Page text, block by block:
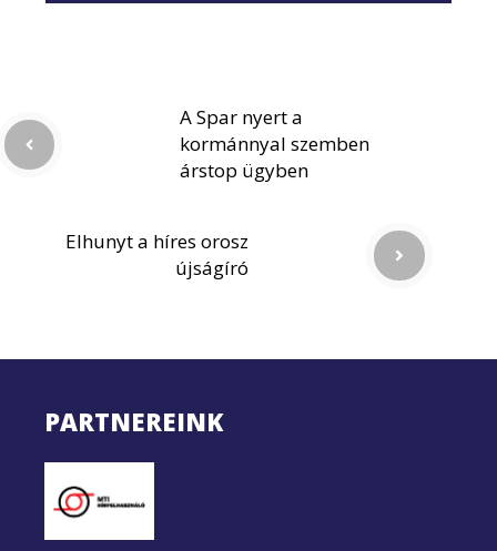
A Spar nyert a
kormánnyal szemben
árstop ügyben
Elhunyt a híres orosz
újságíró
PARTNEREINK